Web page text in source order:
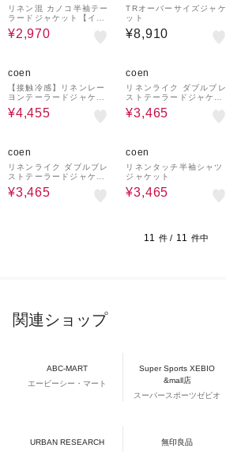
リネン混 カノコ半袖テー
ラードジャケット【イン
フルエンサー紹介アイテ
ム】
¥2,970
TRオーバーサイズジャケ
ット
¥8,910
coen
【接触冷感】リネンレー
ヨンテーラードジャケッ
ト（インフルエンサー紹
介アイテム）
¥4,455
coen
リネンライク ダブルブレ
ストテーラードジャケッ
ト
¥3,465
coen
リネンライク ダブルブレ
ストテーラードジャケッ
ト
¥3,465
coen
リネンタッチ半袖シャツ
ジャケット
¥3,465
11 件 / 11 件中
関連ショップ
ABC-MART
エービーシー・マート
Super Sports XEBIO
&mall店
スーパースポーツゼビオ
URBAN RESEARCH
無印良品